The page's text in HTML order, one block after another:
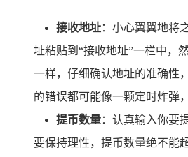
接收地址：小心翼翼地将
址粘贴到“接收地址”一栏中，
一样，仔细确认地址的准确性
的错误都可能像一颗定时炸弹
提币数量：认真输入你要
要保持理性，提币数量绝不能